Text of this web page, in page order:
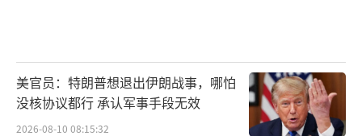
美官员：特朗普想退出伊朗战事，哪怕
没核协议都行 承认军事手段无效
2026-08-10 08:15:32